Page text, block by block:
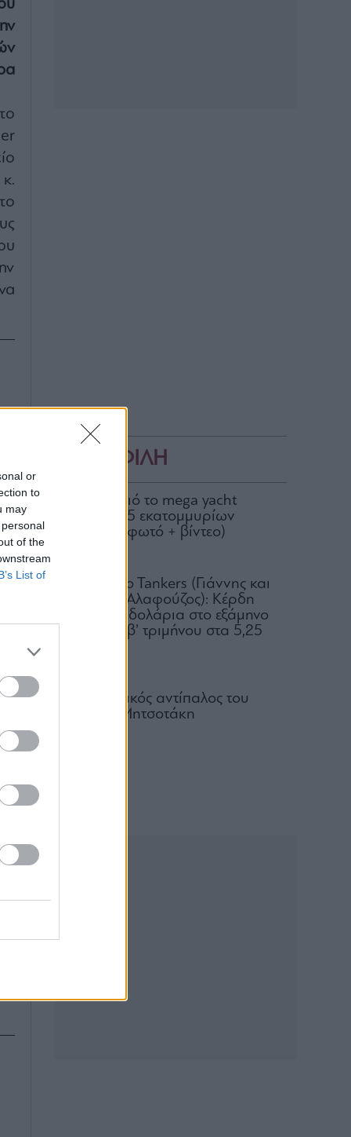
or
to
may
of the
List of
ΔΗΜΟΦΙΛΗ
Στον Σκορπιό το mega yacht
Loon των 75 εκατομμυρίων
δολαρίων (φωτό + βίντεο)
Okeanis Eco Tankers (Γιάννης και
Αριστείδης Αλαφούζος): Κέρδη
318,6 εκατ. δολάρια στο εξάμηνο
– Μέρισμα β’ τριμήνου στα 5,25
Ο πραγματικός αντίπαλος του
Κυριάκου Μητσοτάκη